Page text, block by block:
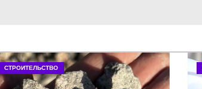
СТРОИТЕЛЬСТВО